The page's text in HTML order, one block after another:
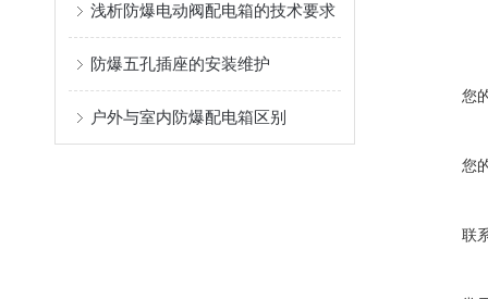
浅析防爆电动阀配电箱的技术要求
防爆五孔插座的安装维护
户外与室内防爆配电箱区别
您
您
联